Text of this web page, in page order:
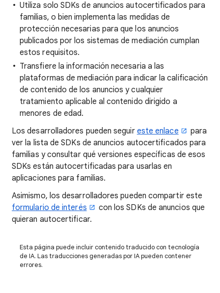
Utiliza solo SDKs de anuncios autocertificados para
familias, o bien implementa las medidas de
protección necesarias para que los anuncios
publicados por los sistemas de mediación cumplan
estos requisitos.
Transfiere la información necesaria a las
plataformas de mediación para indicar la calificación
de contenido de los anuncios y cualquier
tratamiento aplicable al contenido dirigido a
menores de edad.
Los desarrolladores pueden seguir este enlace
para
ver la lista de SDKs de anuncios autocertificados para
familias y consultar qué versiones específicas de esos
SDKs están autocertificadas para usarlas en
aplicaciones para familias.
Asimismo, los desarrolladores pueden compartir este
formulario de interés
con los SDKs de anuncios que
quieran autocertificar.
Esta página puede incluir contenido traducido con tecnología
de IA. Las traducciones generadas por IA pueden contener
errores.